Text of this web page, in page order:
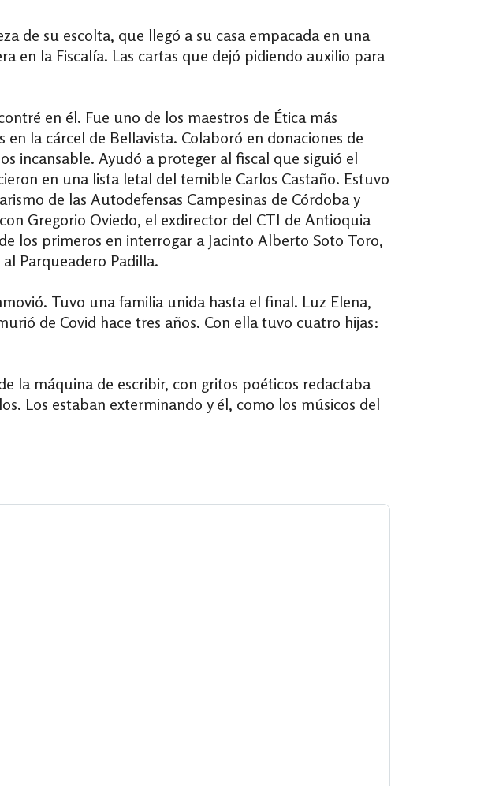
de su escolta, que llegó a su casa empacada en una
en la Fiscalía. Las cartas que dejó pidiendo auxilio para
en él. Fue uno de los maestros de Ética más
la cárcel de Bellavista. Colaboró en donaciones de
incansable. Ayudó a proteger al fiscal que siguió el
en una lista letal del temible Carlos Castaño. Estuvo
de las Autodefensas Campesinas de Córdoba y
Gregorio Oviedo, el exdirector del CTI de Antioquia
los primeros en interrogar a Jacinto Alberto Soto Toro,
Parqueadero Padilla.
Tuvo una familia unida hasta el final. Luz Elena,
de Covid hace tres años. Con ella tuvo cuatro hijas:
la máquina de escribir, con gritos poéticos redactaba
. Los estaban exterminando y él, como los músicos del